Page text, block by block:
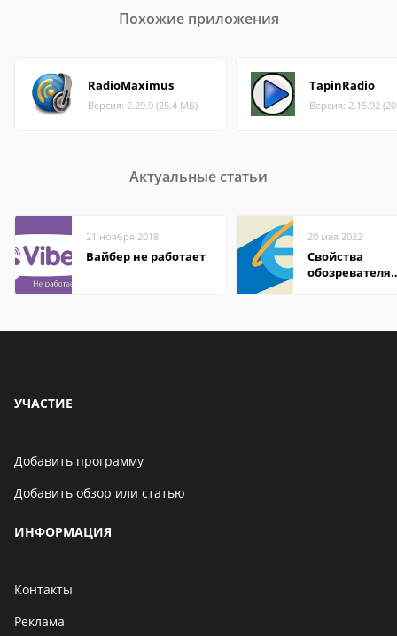
Похожие приложения
RadioMaximus
Версия: 2.29.9 (25.4 МБ)
TapinRadio
Версия: 2.15.92
Актуальные статьи
21 ноября 2018
Вайбер не работает
20 мая 2022
Свойства
обозревателя
УЧАСТИЕ
Добавить программу
Добавить обзор или статью
ИНФОРМАЦИЯ
Контакты
Реклама